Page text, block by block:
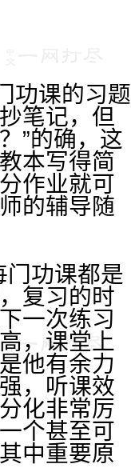
功课的习题
笔记，但
”的确，这
本写得简
作业就可
的辅导随
功课都是
复习的时
一次练习
，课堂上
他有余力
，听课效
化非常厉
个甚至可
中重要原